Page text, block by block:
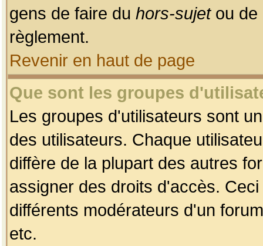
gens de faire du hors-sujetou de
règlement.
Revenir en haut de page
Que sont les groupes
Les groupes d'utilisateurs sont
des utilisateurs. Chaque
diffère de la plupart des autres
assigner des droits d'accès.
différents modérateurs d'un
etc.